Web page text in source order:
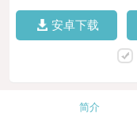
安卓下载
简介